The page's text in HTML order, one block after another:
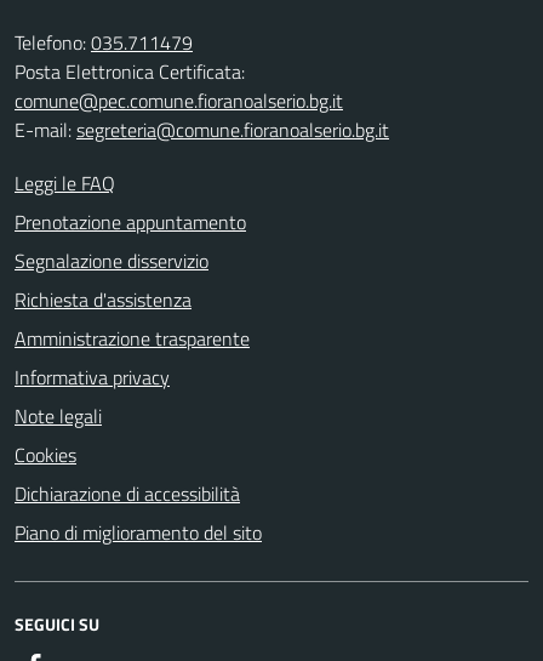
Telefono:035.711479
Posta Elettronica Certificata:
comune@pec.comune.fioranoalserio.bg.it
E-mail:segreteria@comune.fioranoalserio.bg.it
Leggi le FAQ
Prenotazione appuntamento
Segnalazione disservizio
Richiesta d'assistenza
Amministrazione trasparente
Informativa privacy
Note legali
Cookies
Dichiarazione di accessibilità
Piano di miglioramento del sito
SEGUICI SU